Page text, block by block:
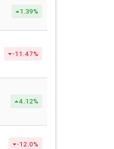
1.39%
-11.47%
4.12%
-12.0%